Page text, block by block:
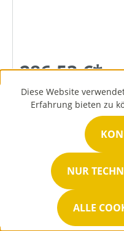
286,53 €*
Diese Website
Erfahrung bieten zu
NUR
ALLE